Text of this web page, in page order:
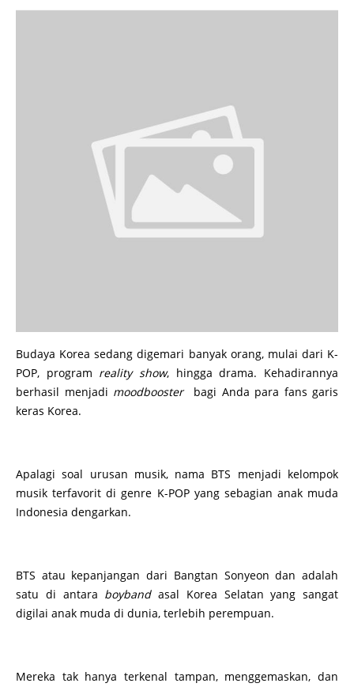
Budaya Korea sedang digemari banyak orang, mulai dari K-
POP, program reality show, hingga drama. Kehadirannya
berhasil menjadi moodboosterbagi Anda para fans garis
keras Korea.
Apalagi soal urusan musik, nama BTS menjadi kelompok
musik terfavorit di genre K-POP yang sebagian anak muda
Indonesia dengarkan.
BTS atau kepanjangan dari Bangtan Sonyeon dan adalah
satu di antara boybandasal Korea Selatan yang sangat
digilai anak muda di dunia, terlebih perempuan.
Mereka tak hanya terkenal tampan, menggemaskan, dan